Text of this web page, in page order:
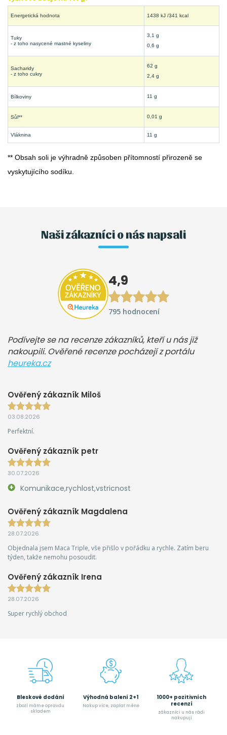
Energetická hodnota 1438 kJ /341 kcal
Tuky
- z toho nasycené mastné kyseliny
3,1 g
0,6 g
Sacharidy
- z toho cukry
62 g
2,4 g
Bílkoviny 11 g
Sůl** 0,01 g
Vláknina 11 g
** Obsah soli je výhradně způsoben přítomností přirozeně se
vyskytujícího sodíku.
Naši zákazníci o nás napsali
4,9
795 hodnocení
Podívejte se na recenze zákazníků, kteří u nás již
nakoupili. Ověřené recenze pocházejí z portálu
heureka.cz
Ověřený zákazník Miloš
03.08.2026
Perfektní.
Ověřený zákazník petr
30.07.2026
Komunikace,rychlost,vstricnost
Ověřený zákazník Magdalena
28.07.2026
Objednala jsem Maca Triple, vše přišlo v pořádku a rychle. Zatím beru
týden, takže nemohu posoudit.
Ověřený zákazník Irena
28.07.2026
Super rychlý obchod
Bleskové dodání
zboží máme opravdu
skladem
Výhodná balení 2+1
Nakup více, zaplať méně
1000+ pozitivních
recenzí
zákazníci u nás rádi
nakupují